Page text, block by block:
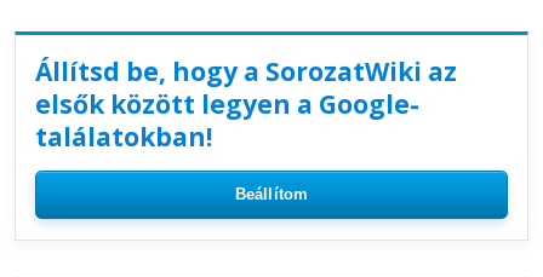
Állítsd be, hogy a SorozatWiki az
elsők között legyen a Google-
találatokban!
Beállítom